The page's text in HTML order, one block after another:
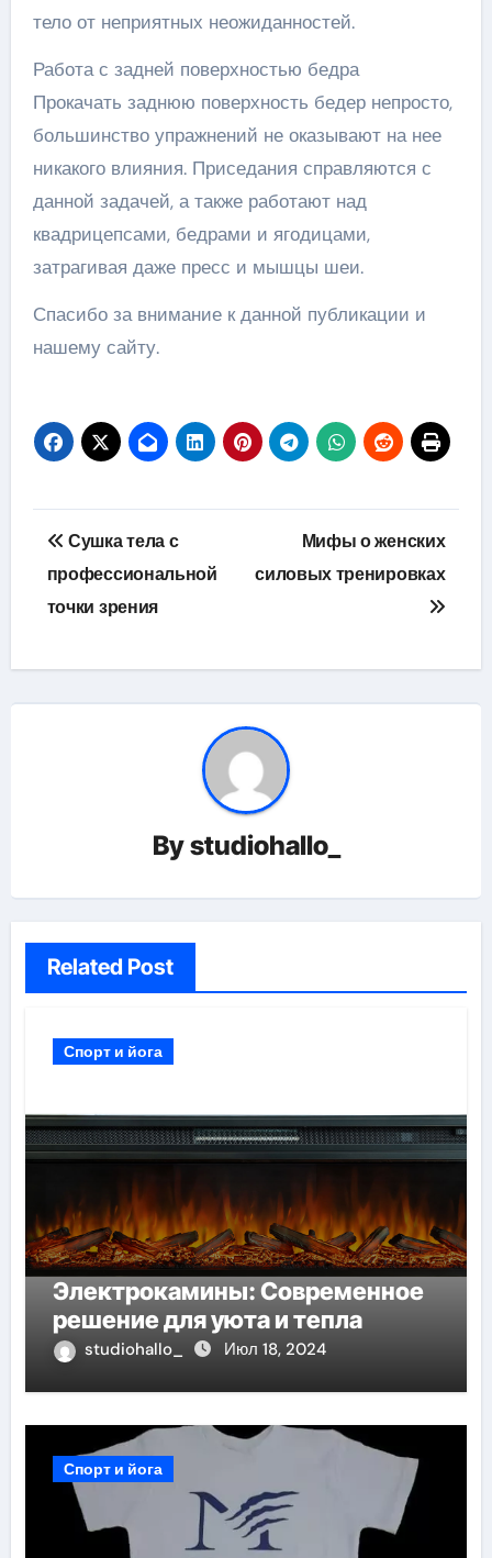
тело от неприятных неожиданностей.
Работа с задней поверхностью бедра
Прокачать заднюю поверхность бедер непросто,
большинство упражнений не оказывают на нее
никакого влияния. Приседания справляются с
данной задачей, а также работают над
квадрицепсами, бедрами и ягодицами,
затрагивая даже пресс и мышцы шеи.
Спасибо за внимание к данной публикации и
нашему сайту.
Навигация
по
записям
Сушка тела с
профессиональной
точки зрения
Мифы о женских
силовых тренировках
Bystudiohallo_
Related Post
Спорт и йога
Электрокамины: Современное
решение для уюта и тепла
studiohallo_ Июл 18, 2024
Спорт и йога